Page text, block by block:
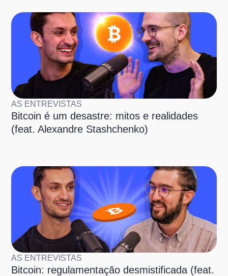
AS ENTREVISTAS
Bitcoin é um desastre: mitos e realidades
(feat. Alexandre Stashchenko)
AS ENTREVISTAS
Bitcoin: regulamentação desmistificada (feat.